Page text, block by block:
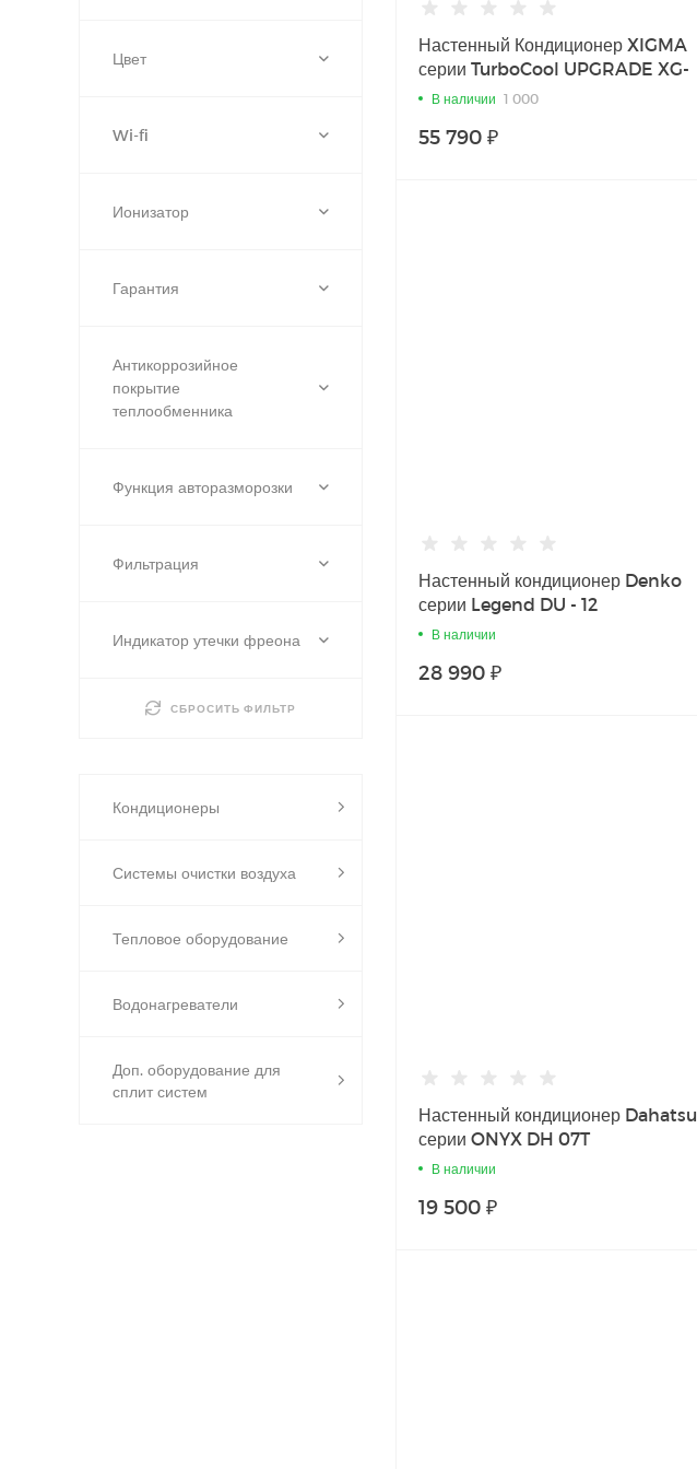
Цвет
Wi-fi
Ионизатор
Гарантия
Антикоррозийное
покрытие
теплообменника
Функция авторазморозки
Фильтрация
Индикатор утечки фреона
СБРОСИТЬ ФИЛЬТР
Кондиционеры
Системы очистки воздуха
Тепловое оборудование
Водонагреватели
Доп. оборудование для
сплит систем
Настенный Кондиционер XIGMA
серии TurboCool UPGRADE XG-
TX70RHA
В наличии 1 000
55 790 ₽
Настенный кондиционер Denko
серии Legend DU - 12
В наличии
28 990 ₽
Настенный кондиционер Dahatsu
серии ONYX DH 07T
В наличии
19 500 ₽